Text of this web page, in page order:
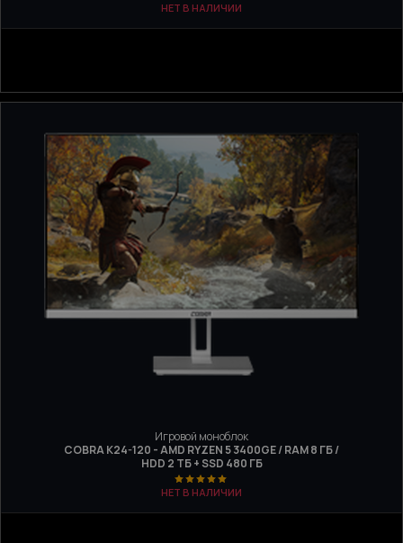
НЕТ В НАЛИЧИИ
Игровой моноблок
COBRA K24-120 - AMD RYZEN 5 3400GE / RAM 8 ГБ /
HDD 2 ТБ + SSD 480 ГБ
НЕТ В НАЛИЧИИ